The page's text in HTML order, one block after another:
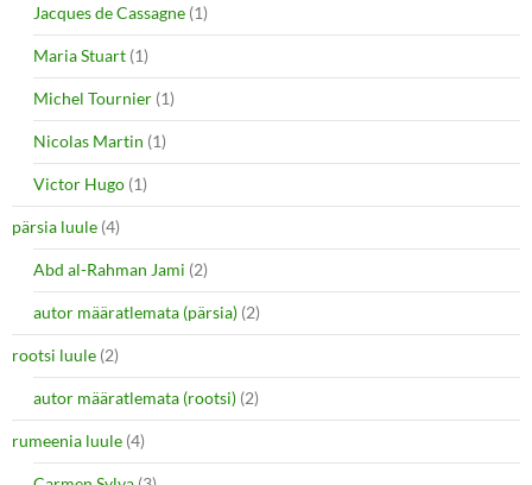
Jacques de Cassagne (1)
Maria Stuart (1)
Michel Tournier (1)
Nicolas Martin (1)
Victor Hugo (1)
pärsia luule (4)
Abd al-Rahman Jami (2)
autor määratlemata (pärsia) (2)
rootsi luule (2)
autor määratlemata (rootsi) (2)
rumeenia luule (4)